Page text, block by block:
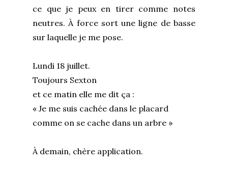
ce que je peux en tirer comme notes
neutres. À force sort une ligne de basse
sur laquelle je me pose.
Lundi 18 juillet.
Toujours Sexton
et ce matin elle me dit ça :
« Je me suis cachée dans le placard
comme on se cache dans un arbre »
À demain, chère application.